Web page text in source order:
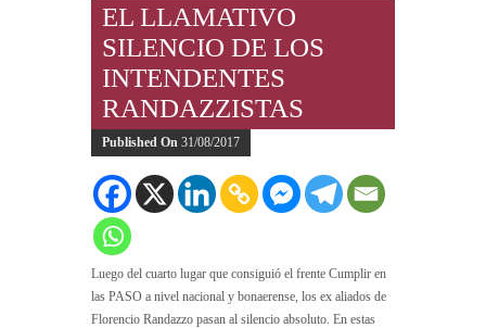
EL LLAMATIVO
SILENCIO DE LOS
INTENDENTES
RANDAZZISTAS
Published On 31/08/2017
Luego del cuarto lugar que consiguió el frente Cumplir en
las PASO a nivel nacional y bonaerense, los ex aliados de
Florencio Randazzo pasan al silencio absoluto. En estas